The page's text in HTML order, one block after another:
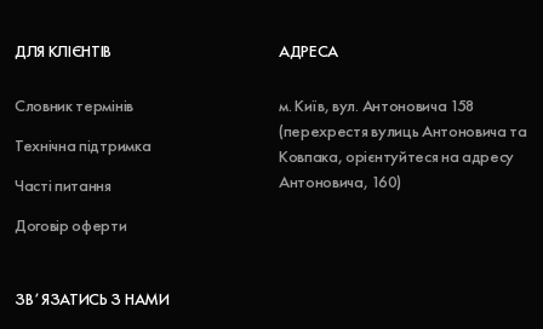
ДЛЯ КЛІЄНТІВ
Словник термінів
Технічна підтримка
Часті питання
Договір оферти
АДРЕСА
м. Київ, вул. Антоновича 158
(перехрестя вулиць Антоновича та
Ковпака, орієнтуйтеся на адресу
Антоновича, 160)
ЗВʼЯЗАТИСЬ З НАМИ